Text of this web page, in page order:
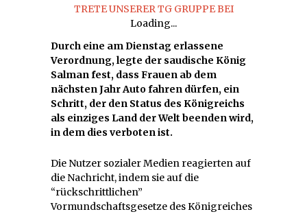
TRETE UNSERER TG GRUPPE BEI
Loading...
Durch eine am Dienstag erlassene
Verordnung, legte der saudische König
Salman fest, dass Frauen ab dem
nächsten Jahr Auto fahren dürfen, ein
Schritt, der den Status des Königreichs
als einziges Land der Welt beenden wird,
in dem dies verboten ist.
Die Nutzer sozialer Medien reagierten auf
die Nachricht, indem sie auf die
“rückschrittlichen”
Vormundschaftsgesetze des Königreiches